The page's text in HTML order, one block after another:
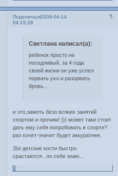
Поделиться 5
2009-04-14
09:15:28
Светлана написал(а):
ребенок просто не
поседливый, за 4 года
своей жизни он уже успел
порвать ухо и разорвать
бровь...
и это,заметь безо всяких занятий
спортом и прочим! ))) может таки стоит
дать ему себя попробовать в спорте?
раз хочет-значит будет аккуратнее.
ЗЫ детские кости быстро
срастаются...по себе знаю...
0